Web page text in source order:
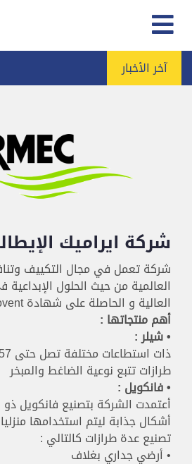
آخر الأخبار
شركة ايراميك
شركة تعمل في مجال التكييف
العالمية من حيث الحلول
العالية و الحاصلة على شهادة Eurovent
أهم منتجاتها :
• شيلر :
طرازات تتبع نوعية الضاغط والمبخر
• فانكويل :
أعتمدت الشركة بتصنيع فانكويل
أشكال جذابة ليتم استخدامها
تصنيع عدة طرازات كالتالي :
• أرضي جداري بغلاف